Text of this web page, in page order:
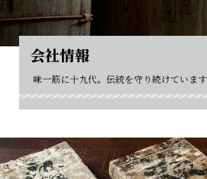
会社情報
味一筋に十九代。伝統を守り続けています